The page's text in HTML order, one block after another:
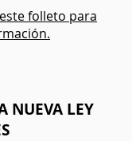
folleto para
NUEVA LEY